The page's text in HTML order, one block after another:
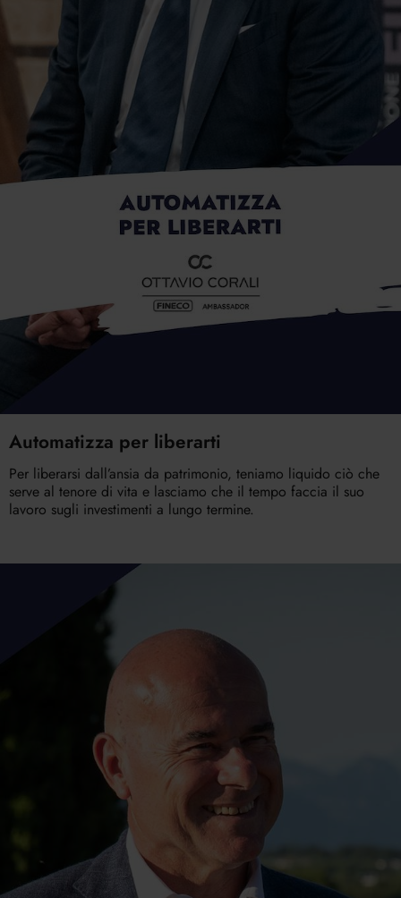
Automatizza per liberarti
Per liberarsi dall’ansia da patrimonio, teniamo liquido ciò che
serve al tenore di vita e lasciamo che il tempo faccia il suo
lavoro sugli investimenti a lungo termine.